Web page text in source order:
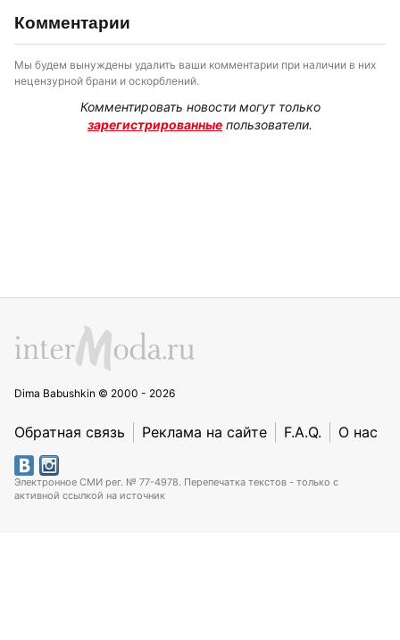
Комментарии
Мы будем вынуждены удалить ваши комментарии при наличии в них
нецензурной брани и оскорблений.
Комментировать новости могут только
зарегистрированные пользователи.
Dima Babushkin © 2000 - 2026
Обратная связь Реклама на сайте F.A.Q. О нас
Электронное СМИ рег. № 77-4978. Перепечатка текстов - только с
активной ссылкой на источник